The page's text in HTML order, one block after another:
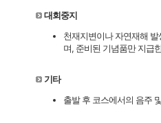
대회중지
천재지변이나 자연재해
며, 준비된 기념품만 지급
기타
출발 후 코스에서의 음주